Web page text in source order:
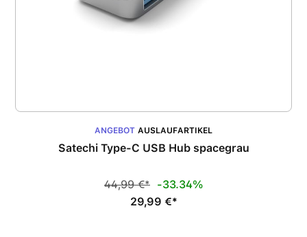
ANGEBOT AUSLAUFARTIKEL
Satechi Type-C USB Hub spacegrau
44,99 €* -33.34%
29,99 €*